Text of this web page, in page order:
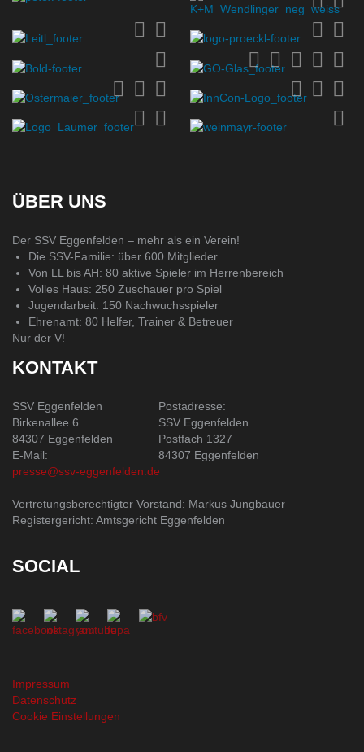
ÜBER UNS
Der SSV Eggenfelden – mehr als ein Verein!
Die SSV-Familie: über 600 Mitglieder
Von LL bis AH: 80 aktive Spieler im Herrenbereich
Volles Haus: 250 Zuschauer pro Spiel
Jugendarbeit: 150 Nachwuchsspieler
Ehrenamt: 80 Helfer, Trainer & Betreuer
Nur der V!
KONTAKT
SSV Eggenfelden
Birkenallee 6
84307 Eggenfelden
E-Mail:
presse@ssv-eggenfelden.de
Postadresse:
SSV Eggenfelden
Postfach 1327
84307 Eggenfelden
Vertretungsberechtigter Vorstand: Markus Jungbauer
Registergericht: Amtsgericht Eggenfelden
SOCIAL
Impressum
Datenschutz
Cookie Einstellungen